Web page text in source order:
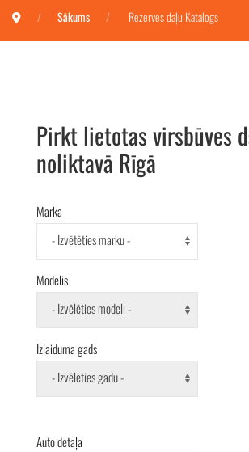
Sākums Rezerves daļu Katalogs
Pirkt lietotas virsbūves
noliktavā Rīgā
Marka
- Izvētēties marku -
Modelis
- Izvēlēties modeli -
Izlaiduma gads
- Izvēlēties gadu -
Auto detaļa